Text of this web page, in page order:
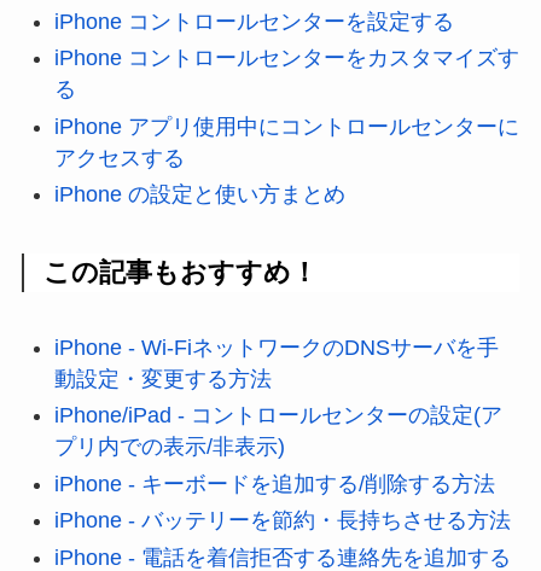
iPhone コントロールセンターを設定する
iPhone コントロールセンターをカスタマイズす
る
iPhone アプリ使用中にコントロールセンターに
アクセスする
iPhone の設定と使い方まとめ
この記事もおすすめ！
iPhone - Wi-FiネットワークのDNSサーバを手
動設定・変更する方法
iPhone/iPad - コントロールセンターの設定(ア
プリ内での表示/非表示)
iPhone - キーボードを追加する/削除する方法
iPhone - バッテリーを節約・長持ちさせる方法
iPhone - 電話を着信拒否する連絡先を追加する